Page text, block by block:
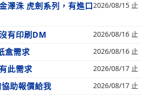
澤洙 虎劍系列，有進口2026/08/15 止
有印刷DM 2026/08/16 止
盒需求 2026/08/16 止
此需求 2026/08/17 止
助報價給我 2026/08/17 止